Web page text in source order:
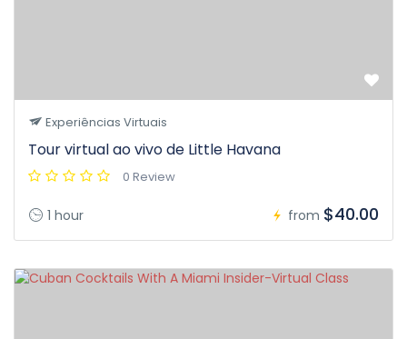
Experiências Virtuais
Tour virtual ao vivo de Little Havana
0 Review
1 hour from $40.00